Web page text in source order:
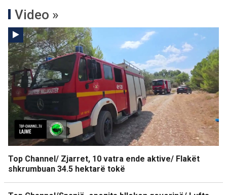
Video »
Top Channel/ Zjarret, 10 vatra ende aktive/ Flakët
shkrumbuan 34.5 hektarë tokë